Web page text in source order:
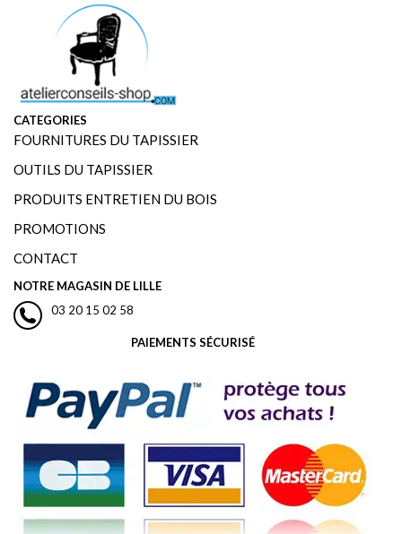
CATEGORIES
FOURNITURES DU TAPISSIER
OUTILS DU TAPISSIER
PRODUITS ENTRETIEN DU BOIS
PROMOTIONS
CONTACT
NOTRE MAGASIN DE LILLE
03 20 15 02 58
PAIEMENTS SÉCURISÉ